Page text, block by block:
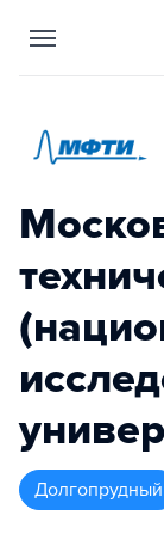
Долгопрудный